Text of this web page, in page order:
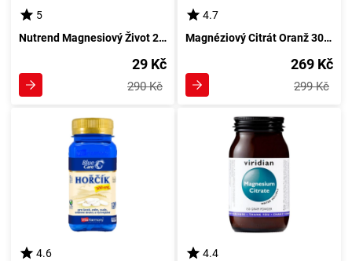
5
Nutrend Magnesiový Život 250 ml bez aroma
29 Kč
290 Kč
4.7
Magnéziový Citrát Oranž 300 g od HiTec
269 Kč
299 Kč
4.6
4.4